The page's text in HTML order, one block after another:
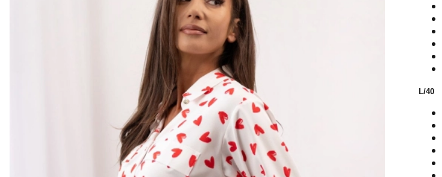
L/40